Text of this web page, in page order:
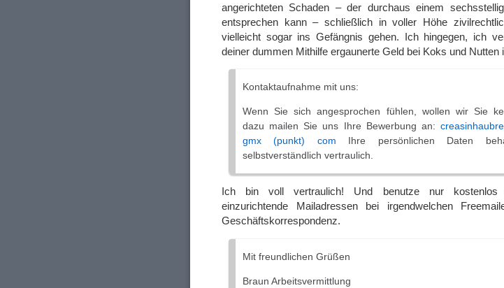
angerichteten Schaden – der durchaus einem
entsprechen kann – schließlich in voller Höhe
vielleicht sogar ins Gefängnis gehen. Ich hingegen, ich
deiner dummen Mithilfe ergaunerte Geld bei Koks und Nutten
Kontaktaufnahme mit uns:
Wenn Sie sich angesprochen fühlen, wollen wir Sie
dazu mailen Sie uns Ihre Bewerbung an:
gmx (punkt) com Ihre persönlichen Daten
selbstverständlich vertraulich.
Ich bin voll vertraulich! Und benutze nur kostenlos
einzurichtende Mailadressen bei irgendwelchen
Geschäftskorrespondenz.
Mit freundlichen Grüßen
Braun Arbeitsvermittlung